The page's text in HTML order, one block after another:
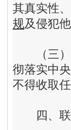
其真实性
规及侵犯
（三）
彻落实中
不得收取
四 、